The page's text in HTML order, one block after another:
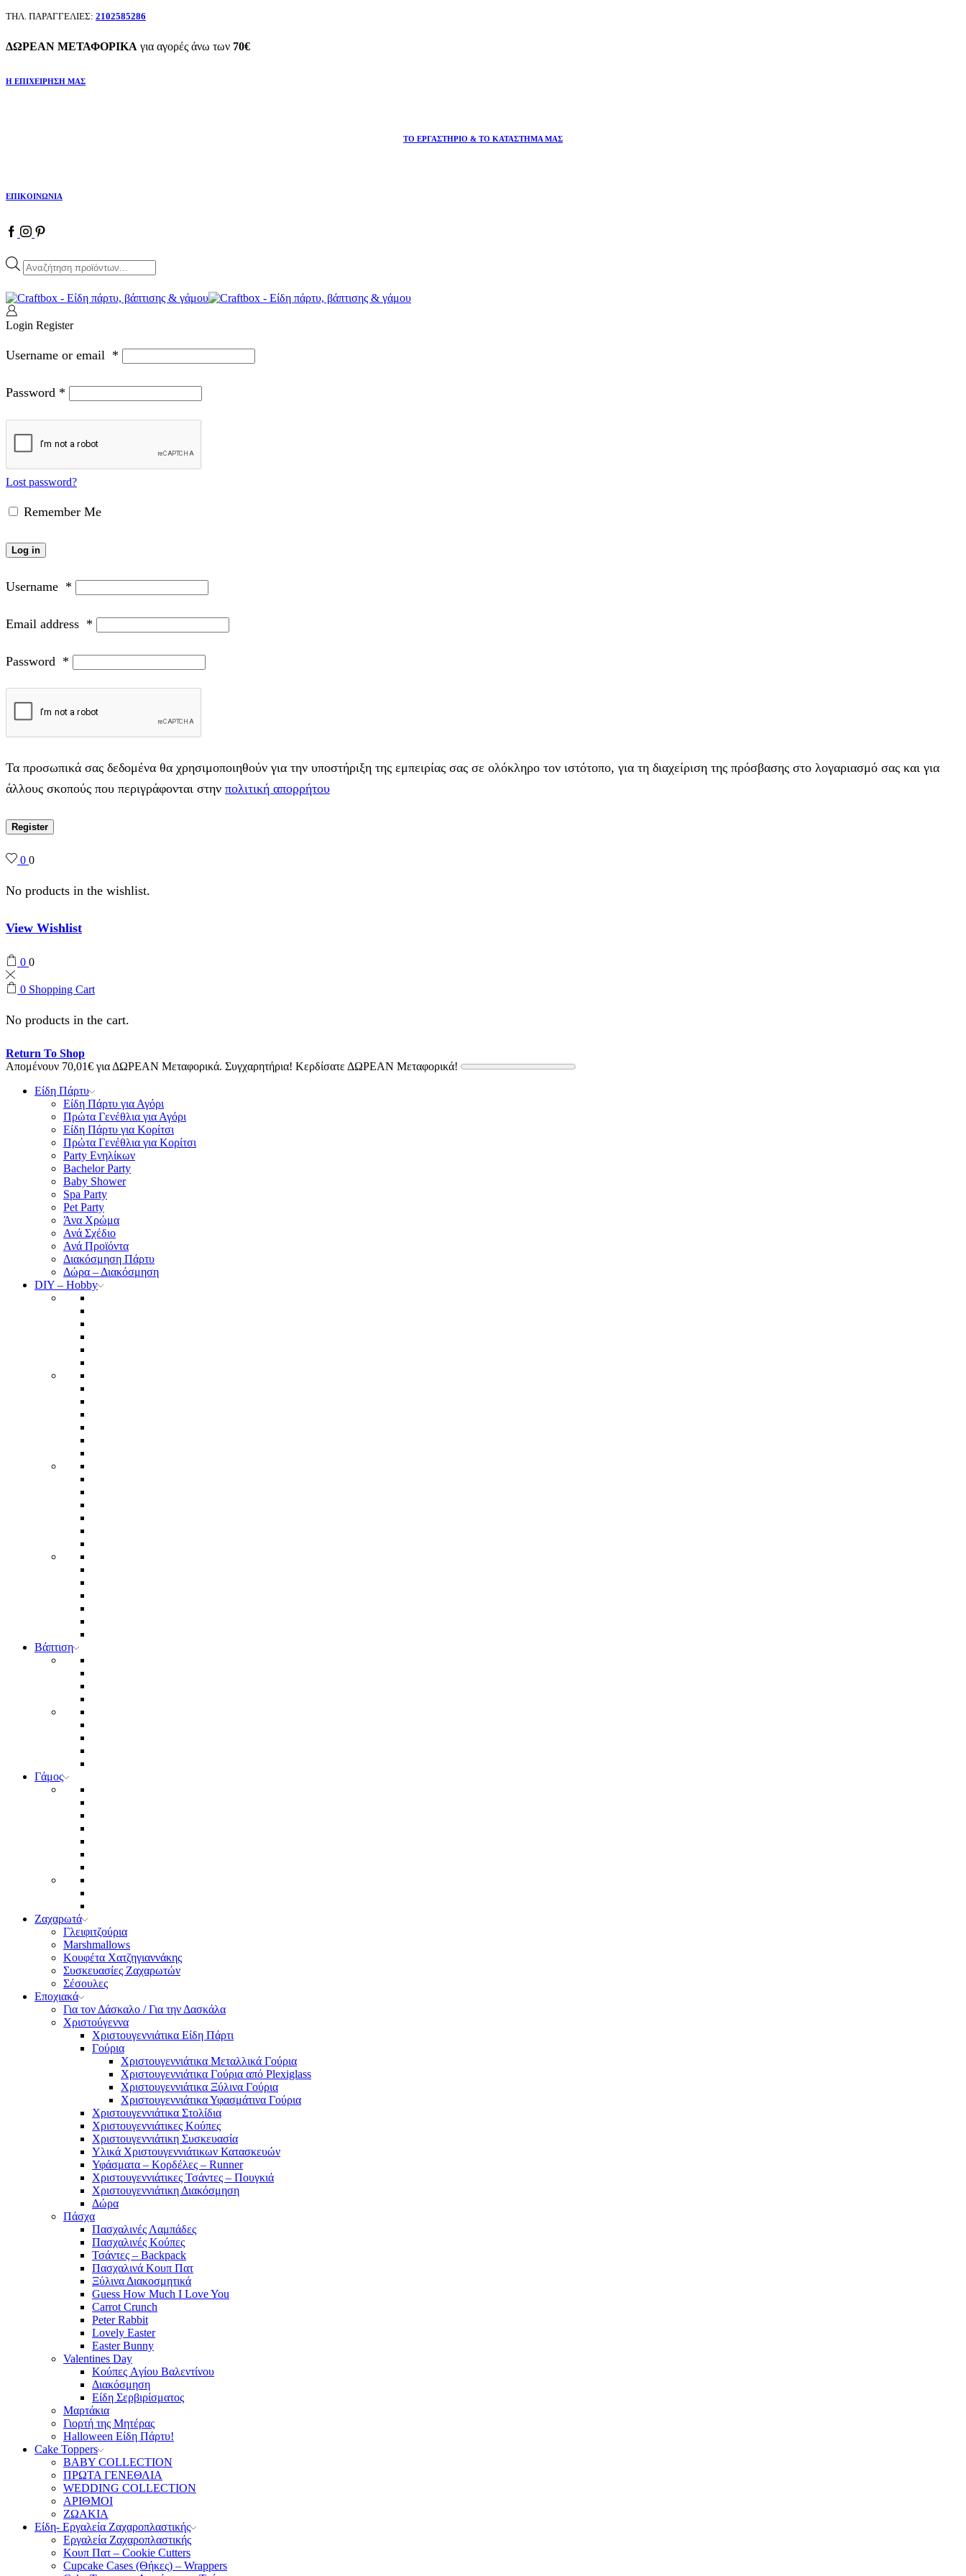
ΤΗΛ. ΠΑΡΑΓΓΕΛΙΕΣ: 2102585286
ΔΩΡΕΑΝ ΜΕΤΑΦΟΡΙΚΑ για αγορές άνω των 70€
Η ΕΠΙΧΕΙΡΗΣΗ ΜΑΣ
ΤΟ ΕΡΓΑΣΤΗΡΙΟ & ΤΟ ΚΑΤΑΣΤΗΜΑ ΜΑΣ
ΕΠΙΚΟΙΝΩΝΙΑ
Facebook
Instagram
Pinterest
Products
search
Login Register
Username or email *
Password *
Lost password?
Remember Me
Log in
Username *
Email address *
Password *
Τα προσωπικά σας δεδομένα θα χρησιμοποιηθούν για την υποστήριξη της εμπειρίας σας σε ολόκληρο τον ιστότοπο, για τη διαχείριση της πρόσβασης στο λογαριασμό σας και για
άλλους σκοπούς που περιγράφονται στην πολιτική απορρήτου
Register
0 0
No products in the wishlist.
View Wishlist
0 0
0 Shopping Cart
No products in the cart.
Return To Shop
Απομένουν 70,01€ για ΔΩΡΕΑΝ Μεταφορικά. Συγχαρητήρια! Κερδίσατε ΔΩΡΕΑΝ Μεταφορικά!
Είδη Πάρτυ
Είδη Πάρτυ για Αγόρι
Πρώτα Γενέθλια για Αγόρι
Είδη Πάρτυ για Κορίτσι
Πρώτα Γενέθλια για Κορίτσι
Party Ενηλίκων
Bachelor Party
Baby Shower
Spa Party
Pet Party
Άνα Χρώμα
Ανά Σχέδιο
Ανά Προϊόντα
Διακόσμηση Πάρτυ
Δώρα – Διακόσμηση
DIY – Hobby
Βάπτιση
Γάμος
Ζαχαρωτά
Γλειφιτζούρια
Marshmallows
Κουφέτα Χατζηγιαννάκης
Συσκευασίες Ζαχαρωτών
Σέσουλες
Εποχιακά
Για τον Δάσκαλο / Για την Δασκάλα
Χριστούγεννα
Χριστουγεννιάτικα Είδη Πάρτι
Γούρια
Χριστουγεννιάτικα Μεταλλικά Γούρια
Χριστουγεννιάτικα Γούρια από Plexiglass
Χριστουγεννιάτικα Ξύλινα Γούρια
Χριστουγεννιάτικα Υφασμάτινα Γούρια
Χριστουγεννιάτικα Στολίδια
Χριστουγεννιάτικες Κούπες
Χριστουγεννιάτικη Συσκευασία
Υλικά Χριστουγεννιάτικων Κατασκευών
Υφάσματα – Κορδέλες – Runner
Χριστουγεννιάτικες Τσάντες – Πουγκιά
Χριστουγεννιάτικη Διακόσμηση
Δώρα
Πάσχα
Πασχαλινές Λαμπάδες
Πασχαλινές Κούπες
Τσάντες – Backpack
Πασχαλινά Κουπ Πατ
Ξύλινα Διακοσμητικά
Guess How Much I Love You
Carrot Crunch
Peter Rabbit
Lovely Easter
Easter Bunny
Valentines Day
Κούπες Aγίου Βαλεντίνου
Διακόσμηση
Είδη Σερβιρίσματος
Μαρτάκια
Γιορτή της Μητέρας
Halloween Είδη Πάρτυ!
Cake Toppers
BABY COLLECTION
ΠΡΩΤΑ ΓΕΝΕΘΛΙΑ
WEDDING COLLECTION
ΑΡΙΘΜΟΙ
ΖΩΑΚΙΑ
Είδη- Εργαλεία Ζαχαροπλαστικής
Εργαλεία Ζαχαροπλαστικής
Κουπ Πατ – Cookie Cutters
Cupcake Cases (Θήκες) – Wrappers